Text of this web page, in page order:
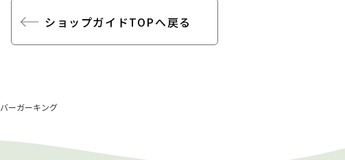
ショップガイドTOPへ戻る
バーガーキング